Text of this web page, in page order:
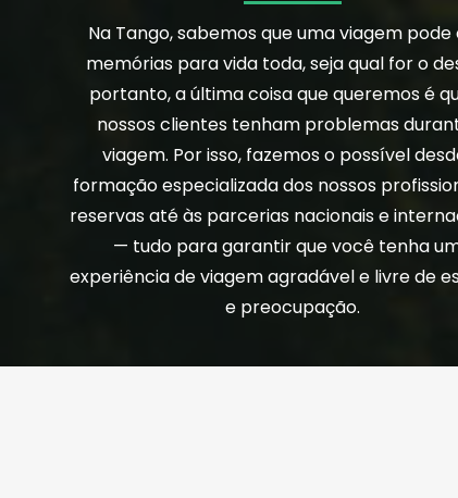
Na Tango, sabemos que uma viagem
memórias para vida toda, seja qual for o
portanto, a última coisa que queremos é
nossos clientes tenham problemas
viagem. Por isso, fazemos o possível
formação especializada dos nossos
reservas até às parcerias nacionais e
— tudo para garantir que você tenha
experiência de viagem agradável e livre de
e preocupação.